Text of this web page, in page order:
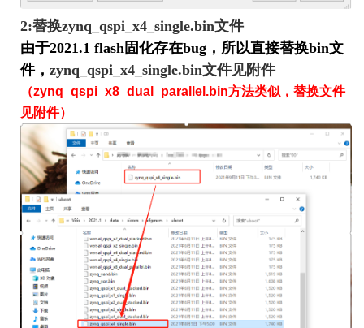
2:替换zynq_qspi_x4_single.bin文件
由于2021.1 flash固化存在bug，所以直接替换bin文
件， zynq_qspi_x4_single.bin文件见附件
（zynq_qspi_x8_dual_parallel.bin方法类似，替换文件
见附件）